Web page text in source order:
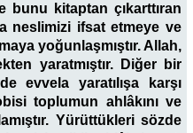
bunu kitaptan çıkarttıran
neslimizi ifsat etmeye ve
yoğunlaşmıştır. Allah,
yaratmıştır. Diğer bir
evvela yaratılışa karşı
toplumun ahlâkını ve
Yürüttükleri sözde